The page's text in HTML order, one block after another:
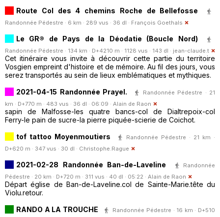
Route Col des 4 chemins Roche de Bellefosse
Randonnée Pédestre · 6 km · 289 vus · 36 dl · François Goethals
Le GR® de Pays de la Déodatie (Boucle Nord)
Randonnée Pédestre · 134 km · D+4210 m · 1128 vus · 143 dl · jean-claude.t
Cet itinéraire vous invite à découvrir cette partie du territoire
Vosgien empreint d'histoire et de mémoire. Au fil des jours, vous
serez transportés au sein de lieux emblématiques et mythiques.
2021-04-15 Randonnée Prayel.
Randonnée Pédestre · 21
km · D+770 m · 483 vus · 36 dl · 06:09 · Alain de Raon
sapin de Malfosse-les quatre bancs-col de Dialtrepoix-col
Ferry-le pain de sucre-la pierre piquée-scierie de Coichot.
tof tattoo Moyenmoutiers
Randonnée Pédestre · 21 km ·
D+620 m · 347 vus · 30 dl · Christophe.Rague
2021-02-28 Randonnée Ban-de-Laveline
Randonnée
Pédestre · 20 km · D+720 m · 311 vus · 40 dl · 05:22 · Alain de Raon
Départ église de Ban-de-Laveline.col de Sainte-Marie.tête du
Violu.retour.
RANDO A LA TROUCHE
Randonnée Pédestre · 16 km · D+510